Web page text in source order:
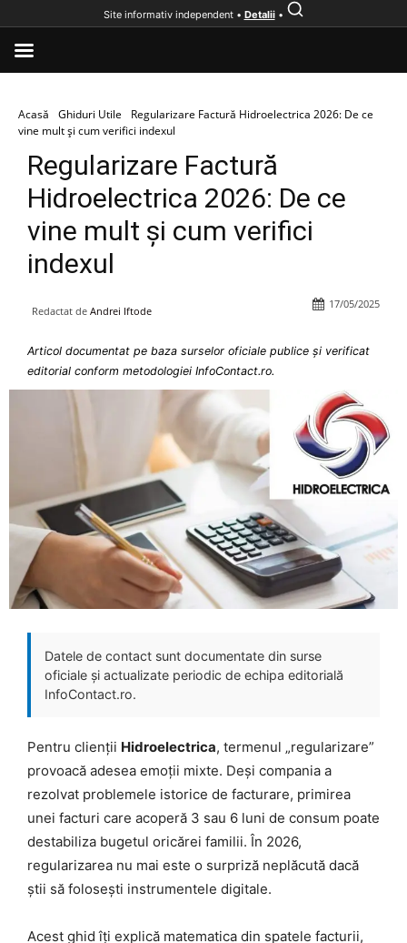
Acasă Ghiduri Utile
Regularizare Factură Hidroelectrica 2026: De ce
vine mult și cum verifici indexul
Regularizare Factură
Hidroelectrica 2026: De ce
vine mult și cum verifici
indexul
Redactat de Andrei Iftode
17/05/2025
Articol documentat pe baza surselor oficiale publice și verificat
editorial conform metodologiei InfoContact.ro.
Datele de contact sunt documentate din surse
oficiale și actualizate periodic de echipa editorială
InfoContact.ro.
Pentru clienții Hidroelectrica, termenul „regularizare”
provoacă adesea emoții mixte. Deși compania a
rezolvat problemele istorice de facturare, primirea
unei facturi care acoperă 3 sau 6 luni de consum poate
destabiliza bugetul oricărei familii. În 2026,
regularizarea nu mai este o surpriză neplăcută dacă
știi să folosești instrumentele digitale.
Acest ghid îți explică matematica din spatele facturii,
Site informativ independent • Detalii•